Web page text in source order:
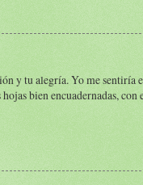
y tu alegría. Yo me sentiría
bien encuadernadas, con